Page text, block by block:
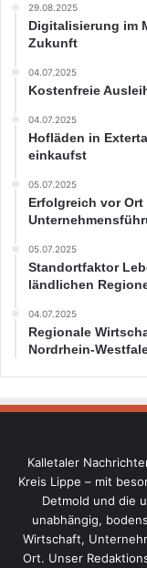
29.08.2025
Digitalisierung im
Zukunft
04.07.2025
Kostenfreie
04.07.2025
Hofläden in
einkaufst
05.07.2025
Erfolgreich vor
05.07.2025
Standortfaktor
ländlichen
04.07.2025
Regionale
Nordrhein-
Kalletaler
Kreis Lippe – mit
Detmold und die
unabhängig,
Wirtschaft,
Ort. Unser